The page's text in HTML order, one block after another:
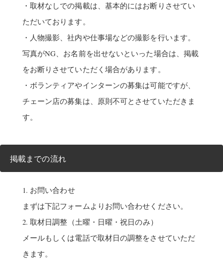
・取材なしでの掲載は、基本的にはお断りさせてい
ただいております。
・人物撮影、社内や仕事場などの撮影を行います。
写真がNG、お名前を出せないといった場合は、掲載
をお断りさせていただく場合があります。
・ボランティアやインターンの募集は可能ですが、
チェーン店の募集は、原則不可とさせていただきま
す。
掲載までの流れ
1. お問い合わせ
まずは下記フォームよりお問い合わせください。
2. 取材日調整（土曜・日曜・祝日のみ）
メールもしくは電話で取材日の調整をさせていただ
きます。